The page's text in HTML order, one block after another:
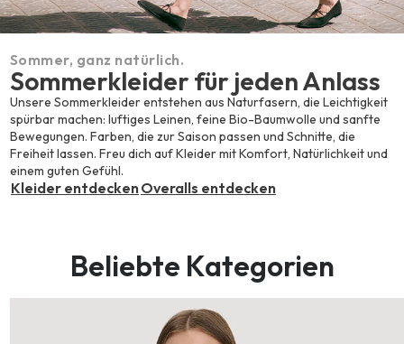
Sommer, ganz natürlich.
Sommerkleider für jeden Anlass
Unsere Sommerkleider entstehen aus Naturfasern, die Leichtigkeit
spürbar machen: luftiges Leinen, feine Bio-Baumwolle und sanfte
Bewegungen. Farben, die zur Saison passen und Schnitte, die
Freiheit lassen. Freu dich auf Kleider mit Komfort, Natürlichkeit und
einem guten Gefühl.
Kleider entdeckenOveralls entdecken
Beliebte Kategorien